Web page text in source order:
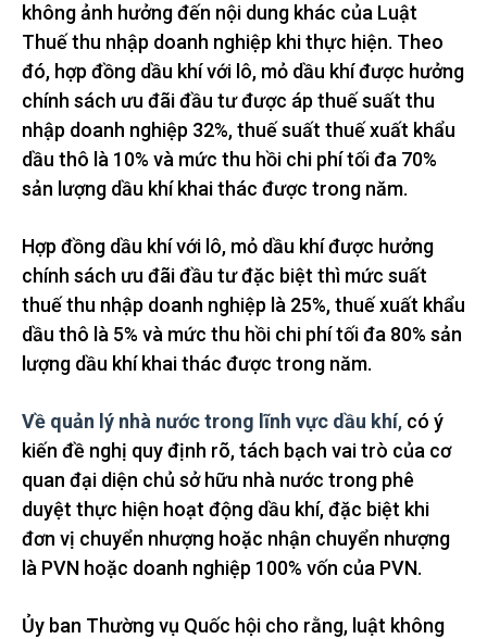
không ảnh hưởng đến nội dung khác của Luật
Thuế thu nhập doanh nghiệp khi thực hiện. Theo
đó, hợp đồng dầu khí với lô, mỏ dầu khí được hưởng
chính sách ưu đãi đầu tư được áp thuế suất thu
nhập doanh nghiệp 32%, thuế suất thuế xuất khẩu
dầu thô là 10% và mức thu hồi chi phí tối đa 70%
sản lượng dầu khí khai thác được trong năm.
Hợp đồng dầu khí với lô, mỏ dầu khí được hưởng
chính sách ưu đãi đầu tư đặc biệt thì mức suất
thuế thu nhập doanh nghiệp là 25%, thuế xuất khẩu
dầu thô là 5% và mức thu hồi chi phí tối đa 80% sản
lượng dầu khí khai thác được trong năm.
Về quản lý nhà nước trong lĩnh vực dầu khí, có ý
kiến đề nghị quy định rõ, tách bạch vai trò của cơ
quan đại diện chủ sở hữu nhà nước trong phê
duyệt thực hiện hoạt động dầu khí, đặc biệt khi
đơn vị chuyển nhượng hoặc nhận chuyển nhượng
là PVN hoặc doanh nghiệp 100% vốn của PVN.
Ủy ban Thường vụ Quốc hội cho rằng, luật không